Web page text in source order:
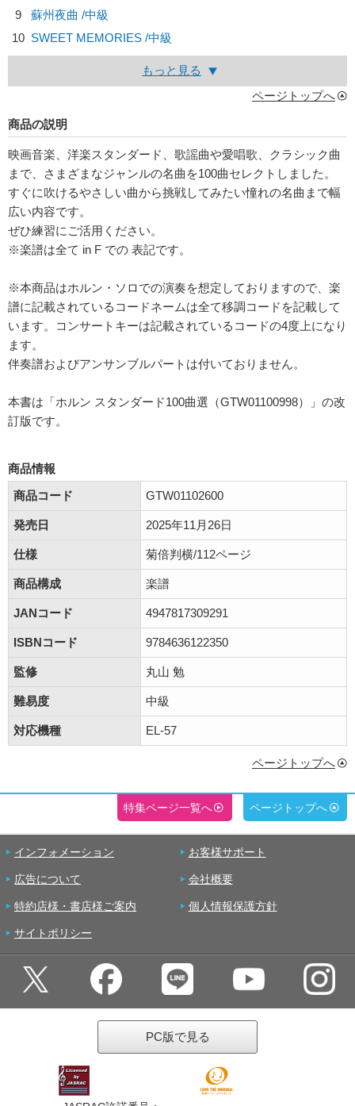
9
蘇州夜曲 /中級
10 SWEET MEMORIES /中級
もっと見る
ページトップへ
商品の説明
映画音楽、洋楽スタンダード、歌謡曲や愛唱歌、クラシック曲
まで、さまざまなジャンルの名曲を100曲セレクトしました。
すぐに吹けるやさしい曲から挑戦してみたい憧れの名曲まで幅
広い内容です。
ぜひ練習にご活用ください。
※楽譜は全て in F での 表記です。
※本商品はホルン・ソロでの演奏を想定しておりますので、楽
譜に記載されているコードネームは全て移調コードを記載して
います。コンサートキーは記載されているコードの4度上になり
ます。
伴奏譜およびアンサンブルパートは付いておりません。
本書は「ホルン スタンダード100曲選（GTW01100998）」の改
訂版です。
商品情報
商品コード
GTW01102600
発売日 2025年11月26日
仕様 菊倍判横/112ページ
商品構成 楽譜
JANコード 4947817309291
ISBNコード 9784636122350
監修 丸山 勉
難易度 中級
対応機種 EL-57
ページトップへ
特集ページ一覧へ ページトップへ
インフォメーション お客様サポート
広告について 会社概要
特約店様・書店様ご案内 個人情報保護方針
サイトポリシー
PC版で見る